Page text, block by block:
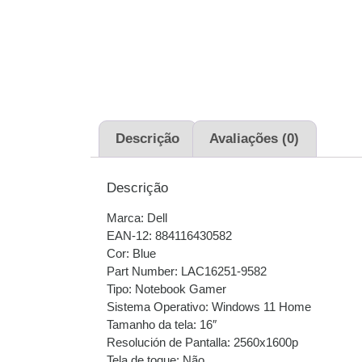
Descrição Avaliações (0)
Descrição
Marca: Dell
EAN-12: 884116430582
Cor: Blue
Part Number: LAC16251-9582
Tipo: Notebook Gamer
Sistema Operativo: Windows 11 Home
Tamanho da tela: 16″
Resolución de Pantalla: 2560x1600p